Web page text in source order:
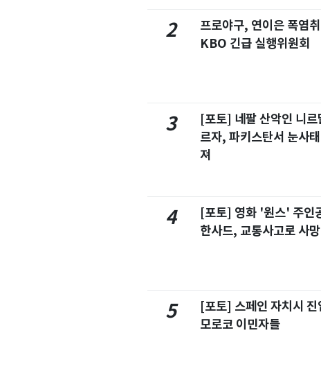
2
프로야구, 연이은 폭염
KBO 긴급 실행위원회
3
[포토] 네팔 산악인 니르
르자, 파키스탄서 눈사
져
4
[포토] 영화 '원스' 주인
한사드, 교통사고로 사망
5
[포토] 스페인 자치시 진
모로코 이민자들